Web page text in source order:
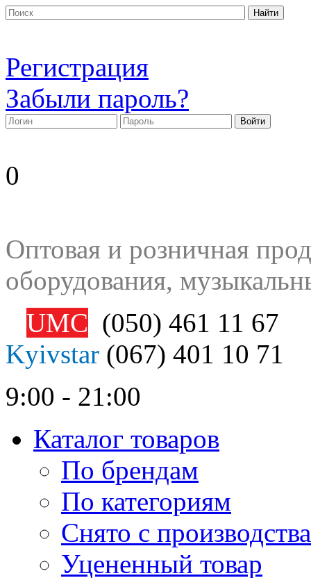
Регистрация
Забыли пароль?
0
Оптовая и розничная
оборудования,
UMC (050) 461 11 67
Kyivstar (067) 401 10 71
9:00 - 21:00
Каталог товаров
По брендам
По категориям
Снято с производства
Уцененный товар